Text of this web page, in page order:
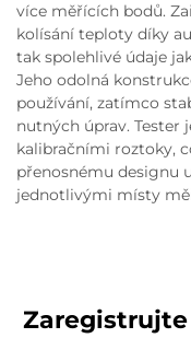
více měřících bodů.
kolísání teploty díky
tak spolehlivé údaje
Jeho odolná
používání, zatímco
nutných úprav.
kalibračními roztoky,
přenosnému designu
jednotlivými místy